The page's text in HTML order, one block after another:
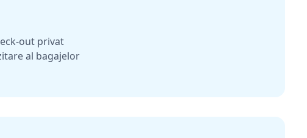
out privat
al bagajelor